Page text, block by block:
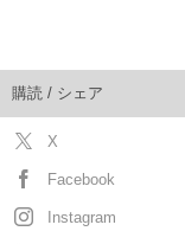
購読 / シェア
X
Facebook
Instagram